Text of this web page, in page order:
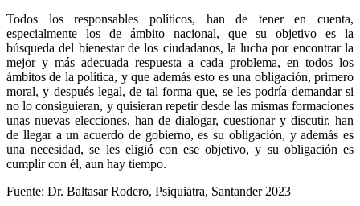
Todos los responsables políticos, han de tener en cuenta,
especialmente los de ámbito nacional, que su objetivo es la
búsqueda del bienestar de los ciudadanos, la lucha por encontrar la
mejor y más adecuada respuesta a cada problema, en todos los
ámbitos de la política, y que además esto es una obligación, primero
moral, y después legal, de tal forma que, se les podría demandar si
no lo consiguieran, y quisieran repetir desde las mismas formaciones
unas nuevas elecciones, han de dialogar, cuestionar y discutir, han
de llegar a un acuerdo de gobierno, es su obligación, y además es
una necesidad, se les eligió con ese objetivo, y su obligación es
cumplir con él, aun hay tiempo.
Fuente: Dr. Baltasar Rodero, Psiquiatra, Santander 2023